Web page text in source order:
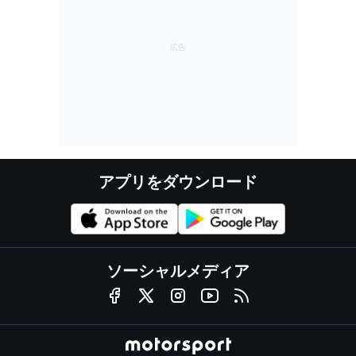
アプリをダウンロード
ソーシャルメディア